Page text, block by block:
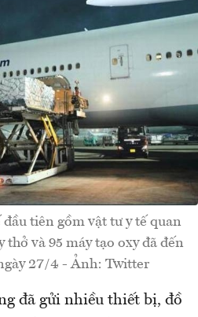
tiên gồm vật tư y tế quan
thở và 95 máy tạo oxy đã đến
27/4 - Ảnh: Twitter
đã gửi nhiều thiết bị, đồ